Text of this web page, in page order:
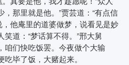
，那里就是他。”贾芸道：“有点信
，他庵里的道婆做梦，说看见是妙
笑道：“梦话算不得。”邢大舅
咱们快吃饭罢。今夜做个大输
吃毕了饭，大赌起来。